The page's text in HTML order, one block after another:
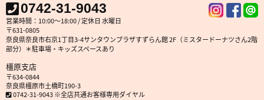
0742-31-9043
営業時間：10:00～18:00 / 定休日 水曜日
〒631-0805
奈良県奈良市右京1丁目3-4サンタウンプラザすずらん館 2F（ミスタードーナツさん2階
部分）＊駐車場・キッズスペースあり
橿原支店
〒634-0844
奈良県橿原市土橋町190-3
0742-31-9043 ※全店共通お客様専用ダイヤル